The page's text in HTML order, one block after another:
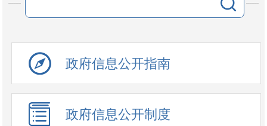
政府信息公开指南
政府信息公开制度